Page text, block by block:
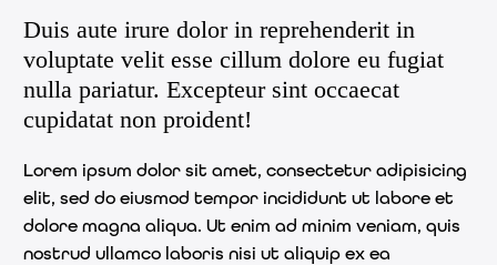
Duis aute irure dolor in reprehenderit in
voluptate velit esse cillum dolore eu fugiat
nulla pariatur. Excepteur sint occaecat
cupidatat non proident!
Lorem ipsum dolor sit amet, consectetur adipisicing
elit, sed do eiusmod tempor incididunt ut labore et
dolore magna aliqua. Ut enim ad minim veniam, quis
nostrud ullamco laboris nisi ut aliquip ex ea